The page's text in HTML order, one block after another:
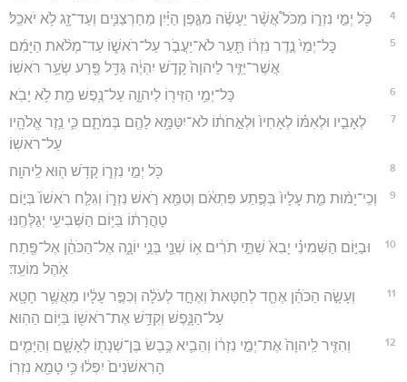
4 כֹּ֖ל יְמֵ֣י נִזְר֑וֹ מִכֹּל֩ אֲשֶׁ֨ר יֵעָשֶׂ֜ה מִגֶּ֣פֶן הַיַּ֗יִן מֵחַרְצַנִּ֛ים וְעַד־זָ֖ג לֹ֥א יֹאכֵֽל׃
5
כָּל־יְמֵי֙ נֶ֣דֶר נִזְר֔וֹ תַּ֖עַר לֹא־יַעֲבֹ֣ר עַל־רֹאשׁ֑וֹ עַד־מְלֹ֨את הַיָּמִ֜ם
אֲשֶׁר־יַזִּ֤יר לַיהוָה֙ קָדֹ֣שׁ יִהְיֶ֔ה גַּדֵּ֥ל פֶּ֖רַע שְׂעַ֥ר רֹאשֽׁוֹ׃
6 כָּל־יְמֵ֥י הַזִּיר֖וֹ לַיהוָ֑ה עַל־נֶ֥פֶשׁ מֵ֖ת לֹ֥א יָבֹֽא׃
7
לְאָבִ֣יו וּלְאִמּ֗וֹ לְאָחִיו֙ וּלְאַ֣חֹת֔וֹ לֹא־יִטַּמָּ֥א לָהֶ֖ם בְּמֹתָ֑ם כִּ֛י נֵ֥זֶר אֱלֹהָ֖יו
עַל־רֹאשֽׁוֹ׃
8 כֹּ֖ל יְמֵ֣י נִזְר֑וֹ קָדֹ֥שׁ ה֖וּא לַֽיהוָֽה׃
9
וְכִֽי־יָמ֨וּת מֵ֤ת עָלָיו֙ בְּפֶ֣תַע פִּתְאֹ֔ם וְטִמֵּ֖א רֹ֣אשׁ נִזְר֑וֹ וְגִלַּ֤ח רֹאשׁוֹ֙ בְּי֣וֹם
טָהֳרָת֔וֹ בַּיּ֥וֹם הַשְּׁבִיעִ֖י יְגַלְּחֶֽנּוּ׃
10
וּבַיּ֣וֹם הַשְּׁמִינִ֗י יָבִא֙ שְׁתֵּ֣י תֹרִ֔ים א֥וֹ שְׁנֵ֖י בְּנֵ֣י יוֹנָ֑ה אֶל־הַכֹּהֵ֔ן אֶל־פֶּ֖תַח
אֹ֥הֶל מוֹעֵֽד׃
11
וְעָשָׂ֣ה הַכֹּהֵ֗ן אֶחָ֤ד לְחַטָּאת֙ וְאֶחָ֣ד לְעֹלָ֔ה וְכִפֶּ֣ר עָלָ֔יו מֵאֲשֶׁ֥ר חָטָ֖א
עַל־הַנָּ֑פֶשׁ וְקִדַּ֥שׁ אֶת־רֹאשׁ֖וֹ בַּיּ֥וֹם הַהֽוּא׃
12
וְהִזִּ֤יר לַֽיהוָה֙ אֶת־יְמֵ֣י נִזְר֔וֹ וְהֵבִ֛יא כֶּ֥בֶשׂ בֶּן־שְׁנָת֖וֹ לְאָשָׁ֑ם וְהַיָּמִ֤ים
הָרִאשֹׁנִים֙ יִפְּל֔וּ כִּ֥י טָמֵ֖א נִזְרֽוֹ׃